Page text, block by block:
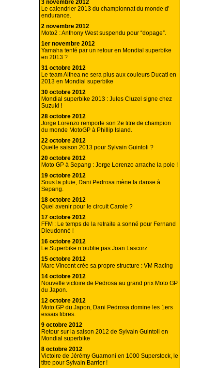
3 novembre 2012
Le calendrier 2013 du championnat du monde d’
endurance.
2 novembre 2012
Moto2 : Anthony West suspendu pour “dopage”.
1er novembre 2012
Yamaha tenté par un retour en Mondial superbike
en 2013 ?
31 octobre 2012
Le team Althea ne sera plus aux couleurs Ducati en
2013 en Mondial superbike
30 octobre 2012
Mondial superbike 2013 : Jules Cluzel signe chez
Suzuki !
28 octobre 2012
Jorge Lorenzo remporte son 2e titre de champion
du monde MotoGP à Phillip Island.
22 octobre 2012
Quelle saison 2013 pour Sylvain Guintoli ?
20 octobre 2012
Moto GP à Sepang : Jorge Lorenzo arrache la pole !
19 octobre 2012
Sous la pluie, Dani Pedrosa mène la danse à
Sepang.
18 octobre 2012
Quel avenir pour le circuit Carole ?
17 octobre 2012
FFM : Le temps de la retraite a sonné pour Fernand
Dieudonné !
16 octobre 2012
Le Superbike n’oublie pas Joan Lascorz
15 octobre 2012
Marc Vincent crée sa propre structure : VM Racing
14 octobre 2012
Nouvelle victoire de Pedrosa au grand prix Moto GP
du Japon.
12 octobre 2012
Moto GP du Japon, Dani Pedrosa domine les 1ers
essais libres.
9 octobre 2012
Retour sur la saison 2012 de Sylvain Guintoli en
Mondial superbike
8 octobre 2012
Victoire de Jérémy Guarnoni en 1000 Superstock, le
titre pour Sylvain Barrier !